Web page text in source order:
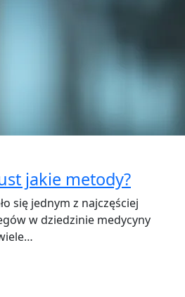
jakie metody?
się jednym z najczęściej
w dziedzinie medycyny